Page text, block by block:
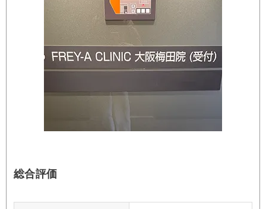
総合評価